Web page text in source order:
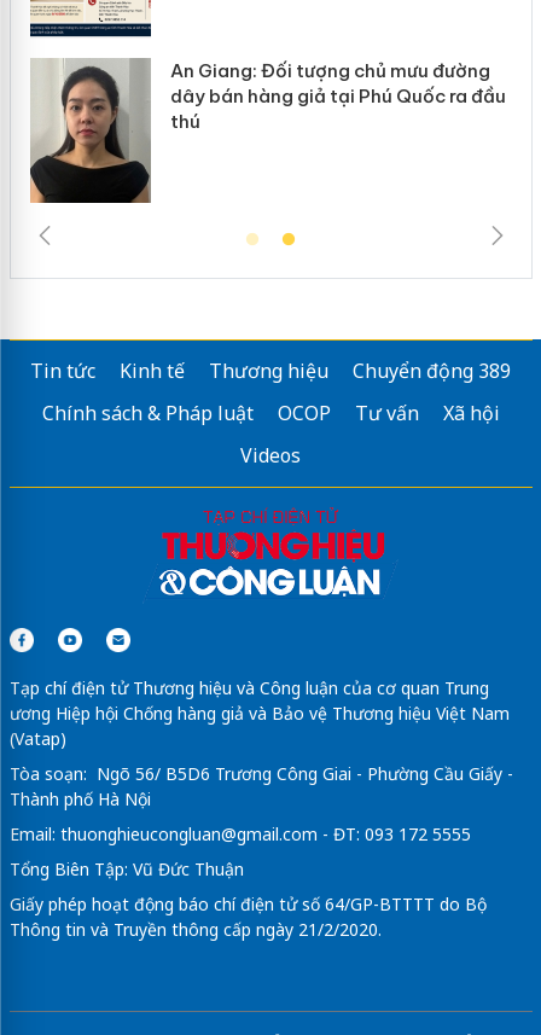
Đối tượng chủ mưu đường
giả tại Phú Quốc ra đầu
Cà Mau: Tiêu
ngàn sản
Tin tức Kinh tế Thương hiệu
Chuyển động 389
Chính sách & Pháp luật
OCOP Tư vấn
Xã hội
Videos
Tạp chí điện tử Thương hiệu và Công luận của cơ quan Trung
ương Hiệp hội Chống hàng giả và Bảo vệ Thương hiệu Việt Nam
(Vatap)
Tòa soạn: Ngõ 56/ B5D6 Trương Công Giai - Phường Cầu Giấy -
Thành phố Hà Nội
Email: thuonghieucongluan@gmail.com - ĐT: 093 172 5555
Tổng Biên Tập: Vũ Đức Thuận
Giấy phép hoạt động báo chí điện tử số 64/GP-BTTTT do Bộ
Thông tin và Truyền thông cấp ngày 21/2/2020.